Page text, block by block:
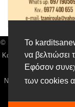
Το
να βελτιώσει
Εφόσον
των cookies
© Karditsa News |
Καρδίτσας, Αρ. Γεμή:
Τηλ:
Νόμιμος Εκπρόσωπος,
Διευθύντρια: